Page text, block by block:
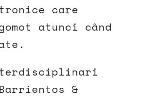
care
atunci când
&